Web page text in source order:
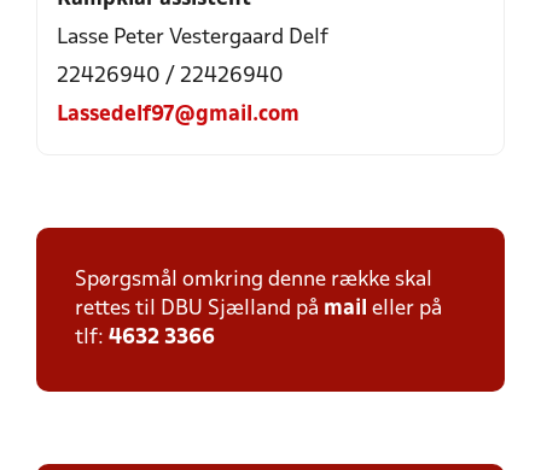
Lasse Peter Vestergaard Delf
22426940 / 22426940
Lassedelf97@gmail.com
Spørgsmål omkring denne række skal
rettes til DBU Sjælland på mail eller på
tlf: 4632 3366